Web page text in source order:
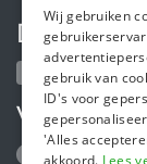
Deel ons
Volg ons
Wij gebruiken
gebruik van
ID's voor
'Alles
akkoord. Lees